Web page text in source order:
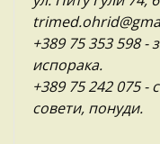
+389 75 353 598-
испорака.
+389 75 242 075-
совети, понуди.